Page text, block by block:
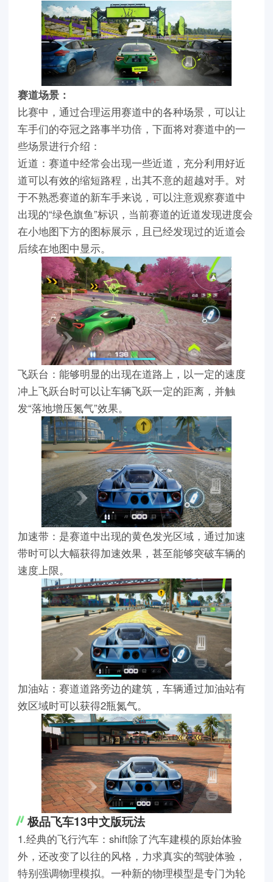
赛道场景：
比赛中，通过合理运用赛道中的各种场景，可以让
车手们的夺冠之路事半功倍，下面将对赛道中的一
些场景进行介绍：
近道：赛道中经常会出现一些近道，充分利用好近
道可以有效的缩短路程，出其不意的超越对手。对
于不熟悉赛道的新车手来说，可以注意观察赛道中
出现的“绿色旗鱼”标识，当前赛道的近道发现进度会
在小地图下方的图标展示，且已经发现过的近道会
后续在地图中显示。
飞跃台：能够明显的出现在道路上，以一定的速度
冲上飞跃台时可以让车辆飞跃一定的距离，并触
发“落地增压氮气”效果。
加速带：是赛道中出现的黄色发光区域，通过加速
带时可以大幅获得加速效果，甚至能够突破车辆的
速度上限。
加油站：赛道道路旁边的建筑，车辆通过加油站有
效区域时可以获得2瓶氮气。
极品飞车13中文版玩法
1.经典的飞行汽车：shift除了汽车建模的原始体验
外，还改变了以往的风格，力求真实的驾驶体验，
特别强调物理模拟。一种新的物理模型是专门为轮